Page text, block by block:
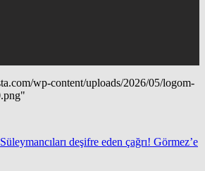
wp-content/uploads/2026/05/logom-
Süleymancıları deşifre eden çağrı! Görmez’e